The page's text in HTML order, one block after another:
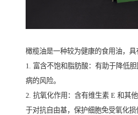
橄榄油是一种较为健康的食用油，具
1. 富含不饱和脂肪酸：有助于降低
病的风险。
2. 抗氧化作用：含有维生素 E 和其
于对抗自由基，保护细胞免受氧化损